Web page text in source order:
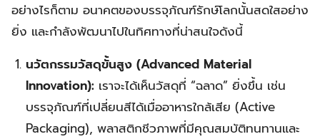
อย่างไรก็ตาม อนาคตของบรรจุภัณฑ์รักษ์โลกนั้นสดใสอย่าง
ยิ่ง และกำลังพัฒนาไปในทิศทางที่น่าสนใจดังนี้
นวัตกรรมวัสดุขั้นสูง (Advanced Material
Innovation): เราจะได้เห็นวัสดุที่ “ฉลาด” ยิ่งขึ้น เช่น
บรรจุภัณฑ์ที่เปลี่ยนสีได้เมื่ออาหารใกล้เสีย (Active
Packaging), พลาสติกชีวภาพที่มีคุณสมบัติทนทานและ